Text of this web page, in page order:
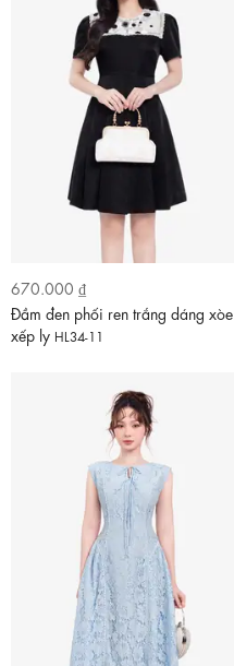
670.000 ₫
Đầm đen phối ren trắng dáng xòe
xếp ly HL34-11